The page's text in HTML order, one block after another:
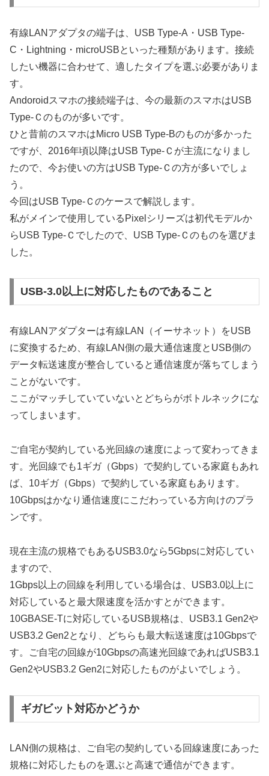
有線LANアダプタの端子は、USB Type-A・USB Type-
C・Lightning・microUSBといった種類があります。接続
したい機器に合わせて、適したタイプを選ぶ必要がありま
す。
Andoroidスマホの接続端子は、今の最新のスマホはUSB
Type-Ｃのものが多いです。
ひと昔前のスマホはMicro USB Type-Bのものが多かった
ですが、2016年頃以降はUSB Type-Ｃが主流になりまし
たので、今お使いの方はUSB Type-Ｃの方が多いでしょ
う。
今回はUSB Type-Ｃのケースで解説します。
私がメインで使用しているPixelシリーズは初代モデルか
らUSB Type-Ｃでしたので、USB Type-Ｃのものを選びま
した。
USB-3.0以上に対応したものであること
有線LANアダプターは有線LAN（イーサネット）をUSB
に変換するため、有線LAN側の最大通信速度とUSB側の
データ転送速度が整合していると通信速度が落ちてしまう
ことがないです。
ここがマッチしていていないとどちらがボトルネックにな
ってしまいます。
ご自宅が契約している光回線の速度によって変わってきま
す。光回線でも1ギガ（Gbps）で契約している家庭もあれ
ば、10ギガ（Gbps）で契約している家庭もあります。
10Gbpsはかなり通信速度にこだわっている方向けのプラ
ンです。
現在主流の規格でもあるUSB3.0なら5Gbpsに対応してい
ますので、
1Gbps以上の回線を利用している場合は、USB3.0以上に
対応していると最大限速度を活かすとができます。
10GBASE-Tに対応しているUSB規格は、USB3.1 Gen2や
USB3.2 Gen2となり、どちらも最大転送速度は10Gbpsで
す。ご自宅の回線が10Gbpsの高速光回線であればUSB3.1
Gen2やUSB3.2 Gen2に対応したものがよいでしょう。
ギガビット対応かどうか
LAN側の規格は、ご自宅の契約している回線速度にあった
規格に対応したものを選ぶと高速で通信ができます。